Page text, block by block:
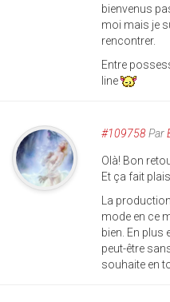
bienvenus
moi mais je
rencontrer.
Entre
line
#109758Par
Olà! Bon
Et ça fait
La
mode en ce
bien. En plus
peut-être
souhaite en